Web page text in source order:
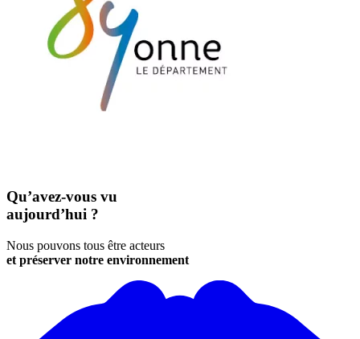
Qu’avez-vous vu
aujourd’hui ?
Nous pouvons tous être acteurs
et préserver notre environnement